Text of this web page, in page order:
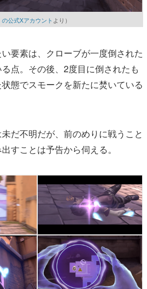
の公式Xアカウント より）
要素は、クローブが一度倒された
点。その後、2度目に倒されたも
態でスモークを新たに焚いている
だ不明だが、前のめりに戦うこと
すことは予告から伺える。